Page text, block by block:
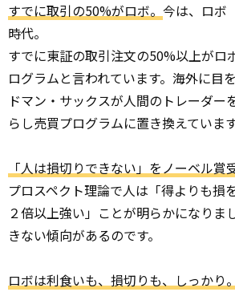
すでに取引の50%がロボ。 今は、ロボ
時代。
すでに東証の取引注文の50%以上がロ
ログラムと言われています。海外に目
ドマン・サックスが人間のトレーダー
らし売買プログラムに置き換えています
「人は損切りできない」をノーベル賞
プロスペクト理論で人は「得よりも損
２倍以上強い」ことが明らかになりま
きない傾向があるのです。
ロボは利食いも、損切りも、しっかり。